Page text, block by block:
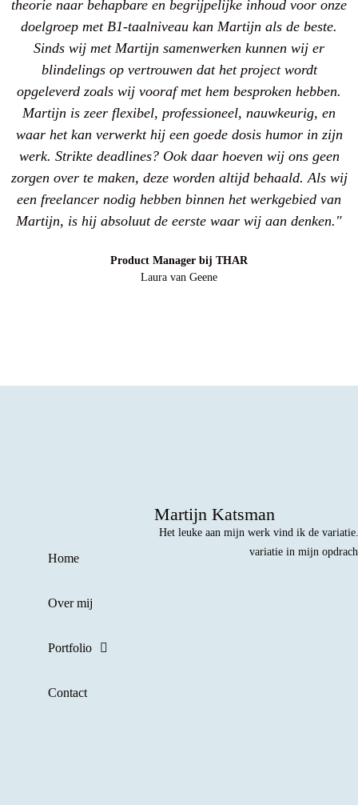
theorie naar behapbare en begrijpelijke inhoud voor onze
doelgroep met B1-taalniveau kan Martijn als de beste.
Sinds wij met Martijn samenwerken kunnen wij er
blindelings op vertrouwen dat het project wordt
opgeleverd zoals wij vooraf met hem besproken hebben.
Martijn is zeer flexibel, professioneel, nauwkeurig, en
waar het kan verwerkt hij een goede dosis humor in zijn
werk. Strikte deadlines? Ook daar hoeven wij ons geen
zorgen over te maken, deze worden altijd behaald. Als wij
een freelancer nodig hebben binnen het werkgebied van
Martijn, is hij absoluut de eerste waar wij aan denken."
Product Manager bij THAR
Laura van Geene
Home
Over mij
Portfolio
Contact
Martijn Katsman
Het leuke aan mijn werk vind ik de
variatie in mijn